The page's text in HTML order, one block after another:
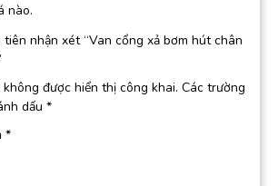
nào.
nhận xét “Van cổng xả bơm hút chân
được hiển thị công khai. Các trường
dấu *
*